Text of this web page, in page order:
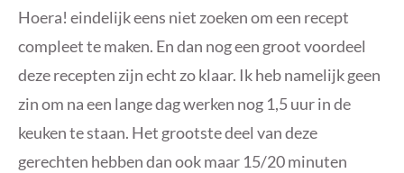
Hoera! eindelijk eens niet zoeken om een recept
compleet te maken. En dan nog een groot voordeel
deze recepten zijn echt zo klaar. Ik heb namelijk geen
zin om na een lange dag werken nog 1,5 uur in de
keuken te staan. Het grootste deel van deze
gerechten hebben dan ook maar 15/20 minuten